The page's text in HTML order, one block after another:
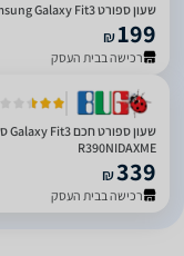
‏שעון ספורט Samsung Galaxy Fit3 יבואן רשמי סאני
₪199
רכישה בבית העסק
R390NIDAXME
₪339
רכישה בבית העסק